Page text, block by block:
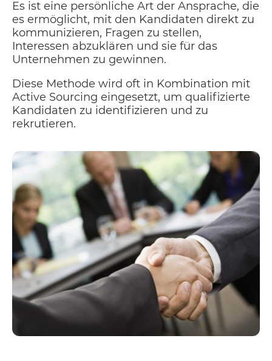
Es ist eine persönliche Art der Ansprache, die
es ermöglicht, mit den Kandidaten direkt zu
kommunizieren, Fragen zu stellen,
Interessen abzuklären und sie für das
Unternehmen zu gewinnen.
Diese Methode wird oft in Kombination mit
Active Sourcing eingesetzt, um qualifizierte
Kandidaten zu identifizieren und zu
rekrutieren.